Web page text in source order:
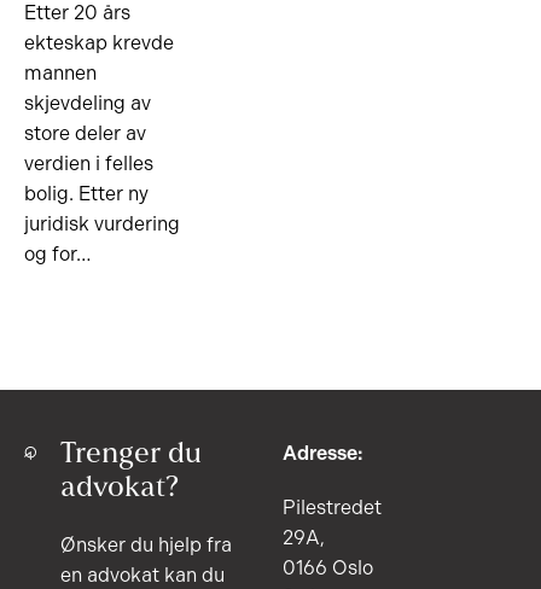
Etter 20 års
ekteskap krevde
mannen
skjevdeling av
store deler av
verdien i felles
bolig. Etter ny
juridisk vurdering
og for…
Trenger du
advokat?
Ønsker du hjelp fra
en advokat kan du
Adresse:
Pilestredet
29A,
0166 Oslo